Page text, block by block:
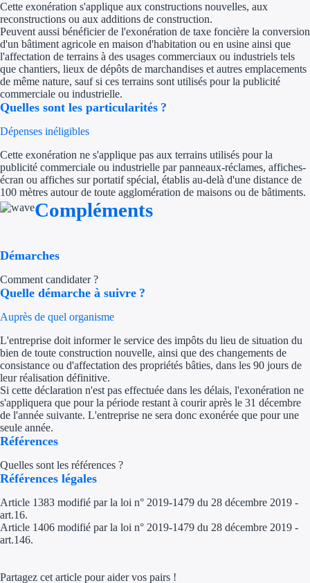
Quelles aides pour
Ouvrage
Territoires
Aides Région
Aides Région
Régions de I à P
Aides Région
Aides Région
Cette exonération s'applique aux constructions nouvelles, aux
reconstructions ou aux additions de construction.
Peuvent aussi bénéficier de l'exonération de taxe foncière la conversion
d'un bâtiment agricole en maison d'habitation ou en usine ainsi que
l'affectation de terrains à des usages commerciaux ou industriels tels
que chantiers, lieux de dépôts de marchandises et autres emplacements
de même nature, sauf si ces terrains sont utilisés pour la publicité
commerciale ou industrielle.
Quelles sont les particularités ?
Dépenses inéligibles
Cette exonération ne s'applique pas aux terrains utilisés pour la
publicité commerciale ou industrielle par panneaux-réclames, affiches-
écran ou affiches sur portatif spécial, établis au-delà d'une distance de
100 mètres autour de toute agglomération de maisons ou de bâtiments.
Compléments
Démarches
Comment candidater ?
Quelle démarche à suivre ?
Auprès de quel organisme
L'entreprise doit informer le service des impôts du lieu de situation du
bien de toute construction nouvelle, ainsi que des changements de
consistance ou d'affectation des propriétés bâties, dans les 90 jours de
leur réalisation définitive.
Si cette déclaration n'est pas effectuée dans les délais, l'exonération ne
s'appliquera que pour la période restant à courir après le 31 décembre
de l'année suivante. L'entreprise ne sera donc exonérée que pour une
seule année.
Références
Quelles sont les références ?
Références légales
Article 1383 modifié par la loi n° 2019-1479 du 28 décembre 2019 -
art.16.
Article 1406 modifié par la loi n° 2019-1479 du 28 décembre 2019 -
art.146.
Partagez cet article pour aider vos pairs !